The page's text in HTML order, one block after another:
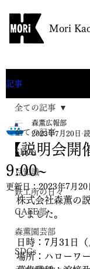
Mori
NEWS
記事
全ての記事
SDGs
豆知識
鉄工所の日々
CAFE部
森薫園芸部
SDGs
全ての記事
【説明会開
9:00~
森薫広報部
2023年7月20日
更新日：2023年7月20
株式会社森薫の
しました。
日時：7月31日
場所：ハローワ